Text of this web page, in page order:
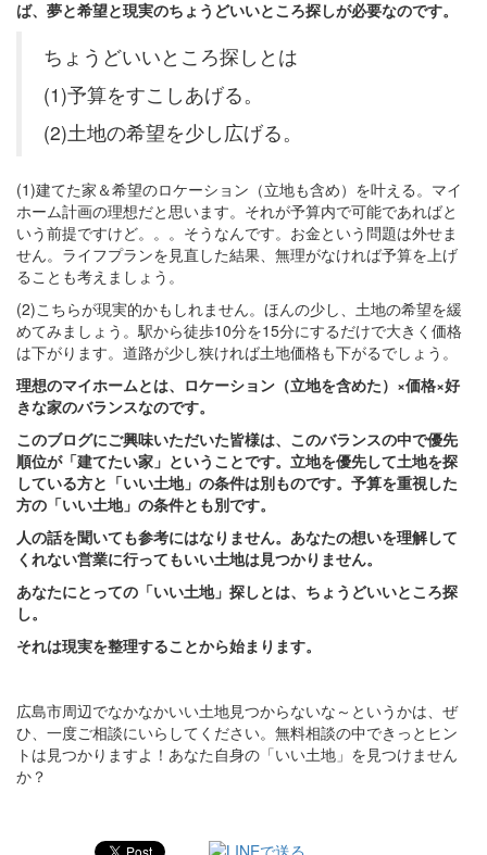
ば、夢と希望と現実のちょうどいいところ探しが必要なのです。
ちょうどいいところ探しとは
(1)予算をすこしあげる。
(2)土地の希望を少し広げる。
(1)建てた家＆希望のロケーション（立地も含め）を叶える。マイ
ホーム計画の理想だと思います。それが予算内で可能であればと
いう前提ですけど。。。そうなんです。お金という問題は外せま
せん。ライフプランを見直した結果、無理がなければ予算を上げ
ることも考えましょう。
(2)こちらが現実的かもしれません。ほんの少し、土地の希望を緩
めてみましょう。駅から徒歩10分を15分にするだけで大きく価格
は下がります。道路が少し狭ければ土地価格も下がるでしょう。
理想のマイホームとは、ロケーション（立地を含めた）×価格×好
きな家のバランスなのです。
このブログにご興味いただいた皆様は、このバランスの中で優先
順位が「建てたい家」ということです。立地を優先して土地を探
している方と「いい土地」の条件は別ものです。予算を重視した
方の「いい土地」の条件とも別です。
人の話を聞いても参考にはなりません。あなたの想いを理解して
くれない営業に行ってもいい土地は見つかりません。
あなたにとっての「いい土地」探しとは、ちょうどいいところ探
し。
それは現実を整理することから始まります。
広島市周辺でなかなかいい土地見つからないな～というかは、ぜ
ひ、一度ご相談にいらしてください。無料相談の中できっとヒン
トは見つかりますよ！あなた自身の「いい土地」を見つけません
か？